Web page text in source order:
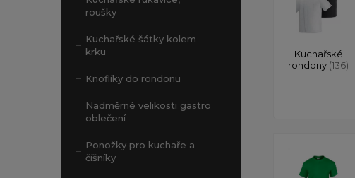
roušky
Kuchařské šátky kolem
krku
Knoflíky do rondonu
Nadměrné velikosti gastro
oblečení
Ponožky pro kuchaře a
číšníky
Kuchařské
rondony (136)